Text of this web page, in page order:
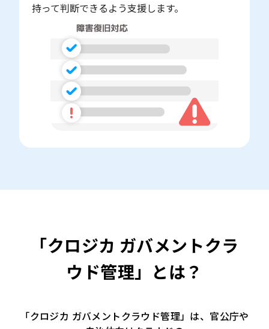
持って判断できるよう支援します。
「クロジカ ガバメントクラ
ウド管理」とは？
「クロジカ ガバメントクラウド管理」は、官公庁や